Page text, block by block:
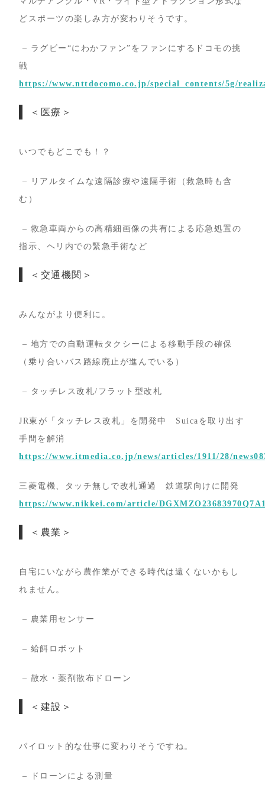
どスポーツの楽しみ方が変わりそうです。
– ラグビー“にわかファン”をファンにするドコモの挑
戦
https://www.nttdocomo.co.jp/special_contents/5g/
＜医療＞
いつでもどこでも！？
– リアルタイムな遠隔診療や遠隔手術（救急時も含
む）
– 救急車両からの高精細画像の共有による応急処置の
指示、ヘリ内での緊急手術など
＜交通機関＞
みんながより便利に。
– 地方での自動運転タクシーによる移動手段の確保
（乗り合いバス路線廃止が進んでいる）
– タッチレス改札/フラット型改札
JR東が「タッチレス改札」を開発中 Suicaを取り出す
手間を解消
https://www.itmedia.co.jp/news/articles/1911/28/
三菱電機、タッチ無しで改札通過 鉄道駅向けに開発
https://www.nikkei.com/article/
＜農業＞
自宅にいながら農作業ができる時代は遠くないかもし
れません。
– 農業用センサー
– 給餌ロボット
– 散水・薬剤散布ドローン
＜建設＞
パイロット的な仕事に変わりそうですね。
– ドローンによる測量